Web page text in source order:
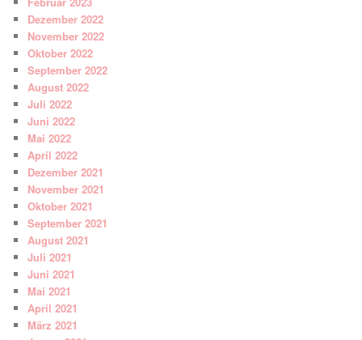
Dezember 2022
November 2022
Oktober 2022
September 2022
August 2022
Juli 2022
Juni 2022
Mai 2022
April 2022
Dezember 2021
November 2021
Oktober 2021
September 2021
August 2021
Juli 2021
Juni 2021
Mai 2021
April 2021
März 2021